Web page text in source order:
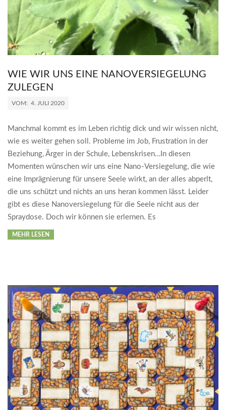
WIE WIR UNS EINE NANOVERSIEGELUNG
ZULEGEN
2020-
04
VOM: 4. JULI 2020
Manchmal kommt es im Leben richtig dick und wir wissen nicht,
wie es weiter gehen soll. Probleme im Job, Frustration in der
Beziehung, Ärger in der Schule, Lebenskrisen…In diesen
Momenten wünschen wir uns eine Nano-Versiegelung, die wie
eine Imprägnierung für unsere Seele wirkt, an der alles abperlt,
die uns schützt und nichts an uns heran kommen lässt. Leider
gibt es diese Nanoversiegelung für die Seele nicht aus der
Spraydose. Doch wir können sie erlernen. Es
MEHR LESEN